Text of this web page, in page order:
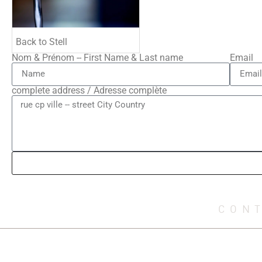
Back to Stell
Nom & Prénom -- First Name & Last name
Email
complete address / Adresse complète